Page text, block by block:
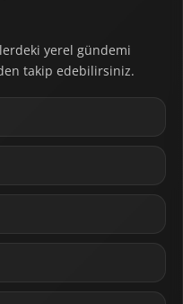
yerel gündemi
takip edebilirsiniz.